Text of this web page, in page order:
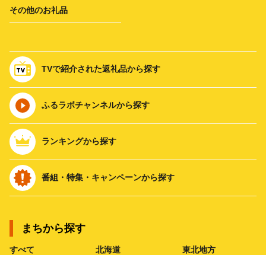
その他のお礼品
TVで紹介された返礼品から探す
ふるラボチャンネルから探す
ランキングから探す
番組・特集・キャンペーンから探す
まちから探す
すべて 北海道 東北地方